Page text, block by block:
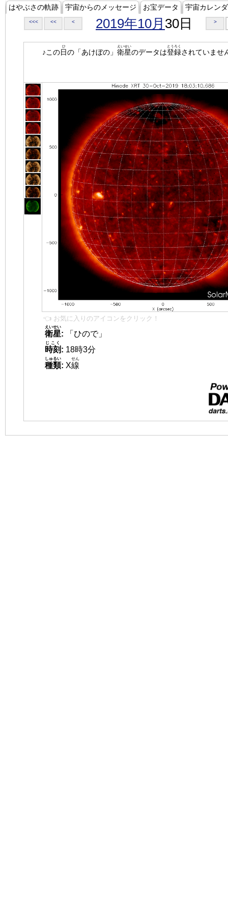
はやぶさの軌跡 宇宙からのメッセージ お宝データ 宇宙カレン
<<< << < 2019年10月 30日 >
♪この日
ひ
の「あけぼの」 衛星
えいせい
のデータは登録
とうろく
されていませ
👈 お気に入りのアイコンをクリック！
衛星
えいせい
:
「ひので」
時刻
じこく
: 18時3分
種類
しゅるい
: X線
せん